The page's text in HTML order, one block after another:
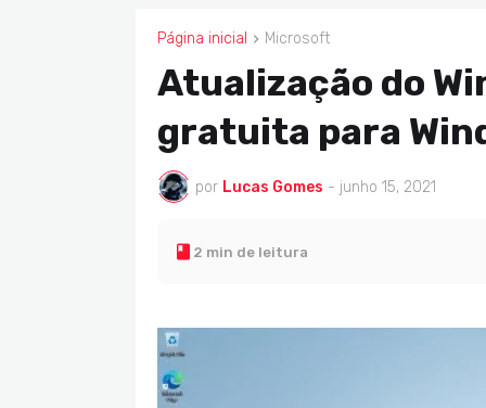
Página inicial Microsoft
MICROSOFT
Atualização do
gratuita para
por Lucas Gomes - junho 15, 2021
2 min de leitura